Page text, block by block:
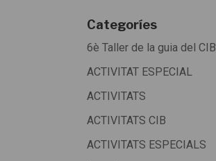
Categoríes
6è Taller de la guia del CIB
ACTIVITAT ESPECIAL
ACTIVITATS
ACTIVITATS CIB
ACTIVITATS ESPECIALS